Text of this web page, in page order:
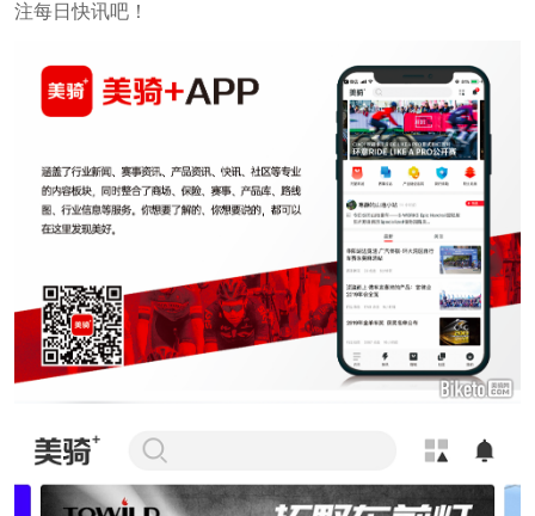
注每日快讯吧！